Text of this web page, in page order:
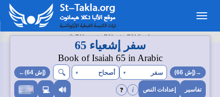
Toggle
navigation
St-Takla.org> Bibles> BibleSearch
تفاسير إعدادات النص i
❓
→(إش 66)
سفر إشعياء 65
(إش 64)←
Book of Isaiah 65 in Arabic
سفر ▾ أصحاح ▾
🔍︎
🔊
💻